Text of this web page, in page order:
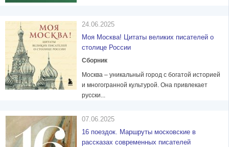
24.06.2025
Моя Москва! Цитаты великих писателей о
столице России
Сборник
Москва – уникальный город с богатой историей
и многогранной культурой. Она привлекает
русски...
07.06.2025
16 поездок. Маршруты московские в
рассказах современных писателей